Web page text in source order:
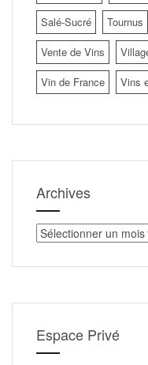
Salé-Sucré
Tournus
Vente de Vins
Vin de France
Vins
Archives
Archives
Espace Privé